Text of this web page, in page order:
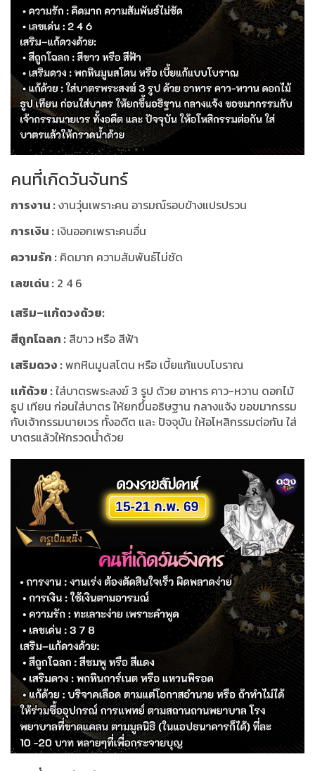
คนที่เกิดวันจันทร์
การงาน :งานวุ่นเพราะคน อารมณ์รอบข้างแปรปรวน
การเงิน : เงินออกเพราะคนอื่น
ความรัก : คิดมาก ความสัมพันธ์ไม่ชัด
เลขเด่น : 2 4 6
เสริม–แก้ดวงด้วย:
สีถูกโฉลก : สีขาว หรือ สีฟ้า
เสริมดวง :พกหินมูนสโตน หรือ เบี้ยแก้แบบโบราณ
แก้ด้วย :ใส่บาตรพระสงฆ์ 3 รูป ด้วย อาหาร คาว-หวาน ดอกไม้
ธูป เทียน ก่อนใส่บาตร ให้ยกขึ้นอธิษฐาน กลางแจ้ง ขอขมากรรม
กับเจ้ากรรมนายเวร ทั้งอดีต และ ปัจจุบัน ให้อโหสิกรรมต่อกัน ใส่
บาตรแล้วให้กรวดน้ำด้วย